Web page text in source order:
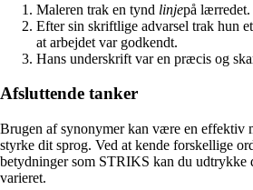
Maleren trak en tynd linjepå lærredet.
Efter sin skriftlige advarsel trak hun et
at arbejdet var godkendt.
Hans underskrift var en præcis og
Afsluttende tanker
Brugen af synonymer kan være en effektiv
styrke dit sprog. Ved at kende forskellige
betydninger som STRIKS kan du udtrykke
varieret.